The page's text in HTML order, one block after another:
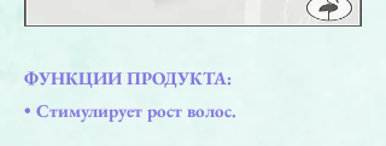
ФУНКЦИИ ПРОДУКТА:
• Стимулирует рост волос.